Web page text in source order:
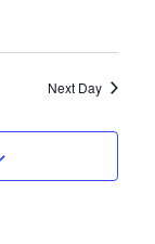
Next Day